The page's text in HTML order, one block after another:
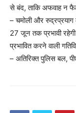
से बंद, ताकि अफवाह न
– चमोली और
27 जून तक प्रभावी
प्रभावित करने वाली
– अतिरिक्त पुलिस बल,